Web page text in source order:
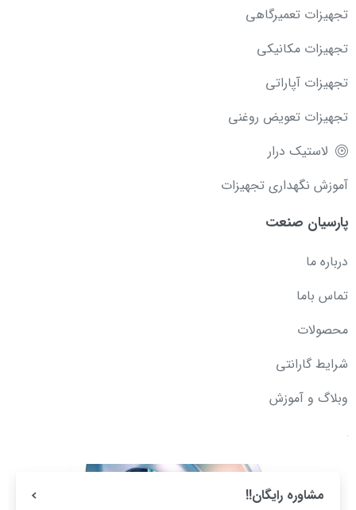
تجهیزات تعمیرگاهی
تجهیزات مکانیکی
تجهیزات آپاراتی
تجهیزات تعویض روغنی
لاستیک درار
آموزش نگهداری تجهیزات
پارسیان صنعت
درباره ما
تماس باما
محصولات
شرایط گارانتی
وبلاگ و آموزش
مشاوره رایگان!!